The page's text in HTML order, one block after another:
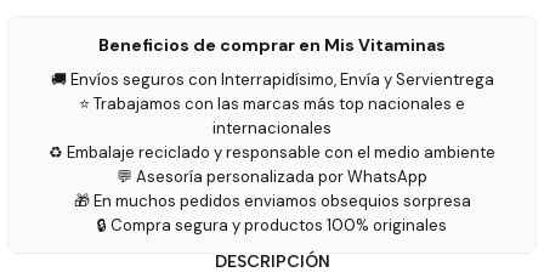
Beneficios de comprar en Mis Vitaminas
🚚 Envíos seguros con Interrapidísimo, Envía y Servientrega
⭐ Trabajamos con las marcas más top nacionales e
internacionales
♻️ Embalaje reciclado y responsable con el medio ambiente
💬 Asesoría personalizada por WhatsApp
🎁 En muchos pedidos enviamos obsequios sorpresa
🔒 Compra segura y productos 100% originales
DESCRIPCIÓN